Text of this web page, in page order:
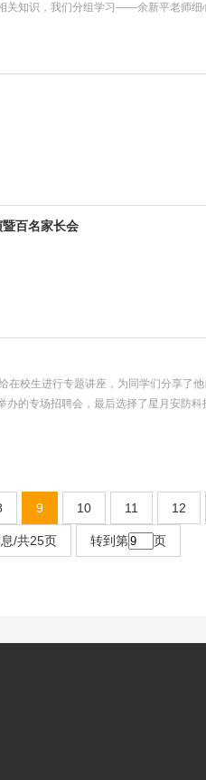
关知识，我们分组学习——余新平老师细
绿色区域；...
百名家长会
在校生进行专题讲座，为同学们分享了
办的专场招聘会，最后选择了星月安防
成了多项专...
9 10 11 12
/共25页 转到第 页